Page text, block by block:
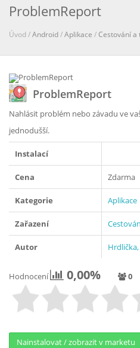
ProblemReport
Úvod /Android/Aplikace /Cestování a
ProblemReport
Nahlásit problém nebo závadu ve
jednodušší.
Instalací
Cena Zdarma
Kategorie Aplikace
Zařazení
Autor
Hodnocení 0,00% 0
Nainstalovat / zobrazit v marketu